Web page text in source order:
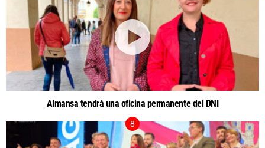
Almansa tendrá una oficina permanente del DNI